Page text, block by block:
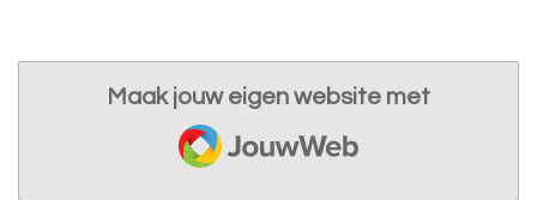
Maak jouw eigen website met
JouwWeb